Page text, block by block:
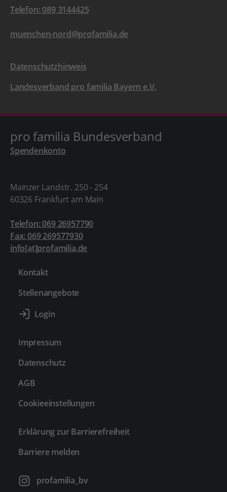
Telefon: 089 3144425
muenchen-nord@profamilia.de
Datenschutzhinweis
Landesverband pro familia Bayern e.V.
pro familia Bundesverband
Spendenkonto
Mainzer Landstr. 250 - 254
60326 Frankfurt am Main
Telefon: 069 26957790
Fax: 069 269577930
info[at]profamilia.de
Kontakt
Stellenangebote
Impressum
Datenschutz
AGB
Cookieeinstellungen
Erklärung zur Barrierefreiheit
Barriere melden
profamilia_bv